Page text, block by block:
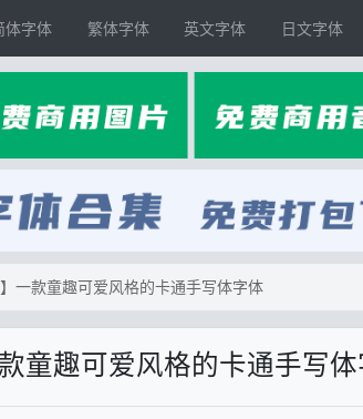
体字体 繁体字体 英文字体 日文字体
】一款童趣可爱风格的卡通手写体字体
童趣可爱风格的卡通手写